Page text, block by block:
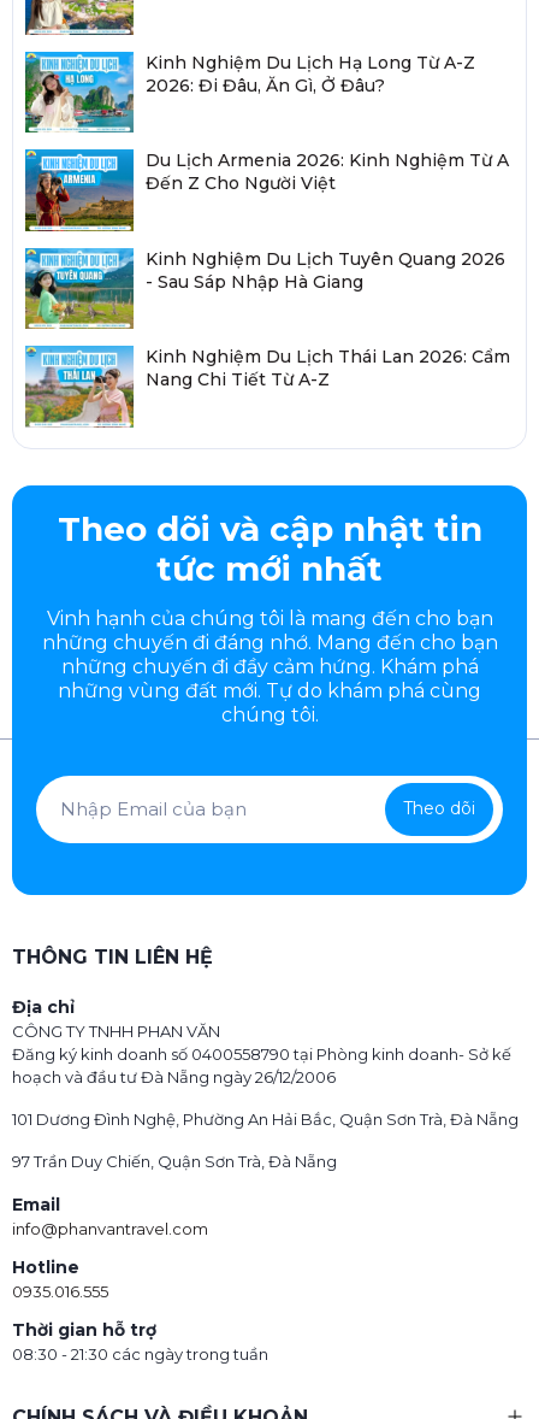
Kinh Nghiệm Du Lịch Hạ Long Từ A-Z
2026: Đi Đâu, Ăn Gì, Ở Đâu?
Du Lịch Armenia 2026: Kinh Nghiệm Từ A
Đến Z Cho Người Việt
Kinh Nghiệm Du Lịch Tuyên Quang 2026
- Sau Sáp Nhập Hà Giang
Kinh Nghiệm Du Lịch Thái Lan 2026: Cẩm
Nang Chi Tiết Từ A-Z
Theo dõi và cập nhật tin
tức mới nhất
Vinh hạnh của chúng tôi là mang đến cho bạn
những chuyến đi đáng nhớ. Mang đến cho bạn
những chuyến đi đầycảm hứng. Khám phá
những vùng đất mới. Tự do khám phá cùng
chúng tôi.
Theo dõi
THÔNG TIN LIÊN HỆ
Địa chỉ
CÔNG TY TNHH PHAN VĂN
Đăng ký kinh doanh số 0400558790 tại Phòng kinh doanh- Sở kế
hoạch và đầu tư Đà Nẵng ngày 26/12/2006
101 Dương Đình Nghệ, Phường An Hải Bắc, Quận Sơn Trà, Đà Nẵng
97 Trần Duy Chiến, Quận Sơn Trà, Đà Nẵng
Email
info@phanvantravel.com
Hotline
0935.016.555
Thời gian hỗ trợ
08:30 - 21:30 các ngày trong tuần